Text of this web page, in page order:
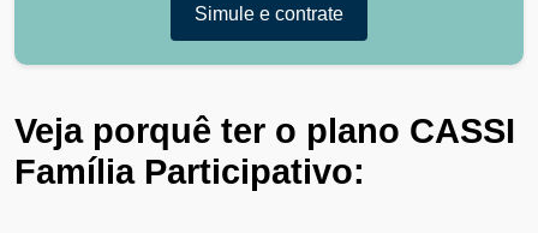
Simule e contrate
Veja porquê ter o plano CASSI
Família Participativo: